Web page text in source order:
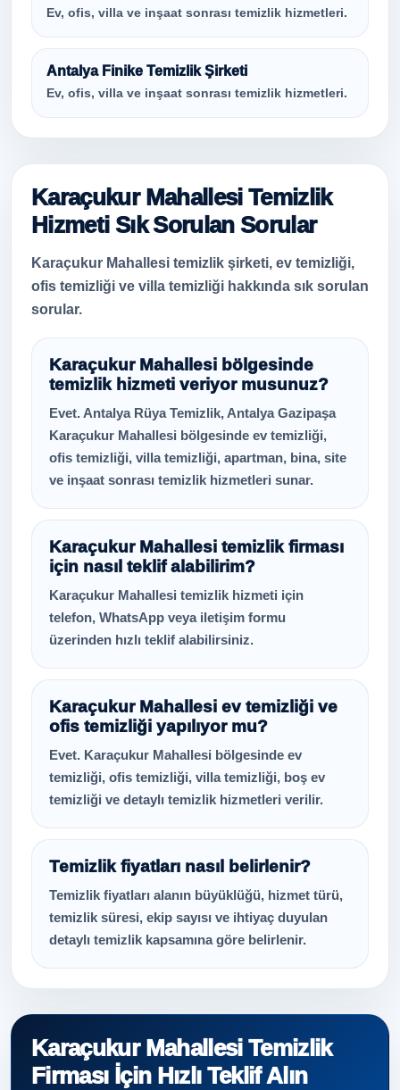
Ev, ofis, villa ve inşaat sonrası temizlik hizmetleri.
Antalya Finike Temizlik Şirketi
Ev, ofis, villa ve inşaat sonrası temizlik hizmetleri.
Karaçukur Mahallesi Temizlik
Hizmeti Sık Sorulan Sorular
Karaçukur Mahallesi temizlik şirketi, ev temizliği,
ofis temizliği ve villa temizliği hakkında sık sorulan
sorular.
Karaçukur Mahallesi bölgesinde
temizlik hizmeti veriyor musunuz?
Evet. Antalya Rüya Temizlik, Antalya Gazipaşa
Karaçukur Mahallesi bölgesinde ev temizliği,
ofis temizliği, villa temizliği, apartman, bina, site
ve inşaat sonrası temizlik hizmetleri sunar.
Karaçukur Mahallesi temizlik firması
için nasıl teklif alabilirim?
Karaçukur Mahallesi temizlik hizmeti için
telefon, WhatsApp veya iletişim formu
üzerinden hızlı teklif alabilirsiniz.
Karaçukur Mahallesi ev temizliği ve
ofis temizliği yapılıyor mu?
Evet. Karaçukur Mahallesi bölgesinde ev
temizliği, ofis temizliği, villa temizliği, boş ev
temizliği ve detaylı temizlik hizmetleri verilir.
Temizlik fiyatları nasıl belirlenir?
Temizlik fiyatları alanın büyüklüğü, hizmet türü,
temizlik süresi, ekip sayısı ve ihtiyaç duyulan
detaylı temizlik kapsamına göre belirlenir.
Karaçukur Mahallesi Temizlik
Firması İçin Hızlı Teklif Alın